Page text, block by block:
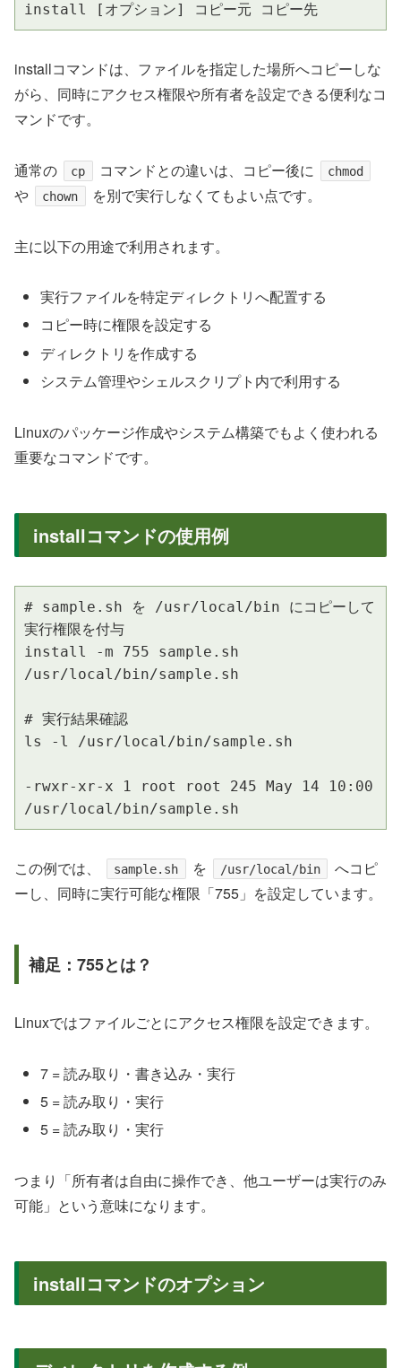
install [オプション] コピー元 コピー先
installコマンドは、ファイルを指定した場所へコピーしな
がら、同時にアクセス権限や所有者を設定できる便利なコ
マンドです。
通常の cp コマンドとの違いは、コピー後に chmod
や chown を別で実行しなくてもよい点です。
主に以下の用途で利用されます。
実行ファイルを特定ディレクトリへ配置する
コピー時に権限を設定する
ディレクトリを作成する
システム管理やシェルスクリプト内で利用する
Linuxのパッケージ作成やシステム構築でもよく使われる
重要なコマンドです。
installコマンドの使用例
# sample.sh を /usr/local/bin にコピーして
実行権限を付与
install -m 755 sample.sh
/usr/local/bin/sample.sh
# 実行結果確認
ls -l /usr/local/bin/sample.sh
-rwxr-xr-x 1 root root 245 May 14 10:00
/usr/local/bin/sample.sh
この例では、 sample.sh を /usr/local/bin
へコピ
ーし、同時に実行可能な権限「755」を設定しています。
補足：755とは？
Linuxではファイルごとにアクセス権限を設定できます。
7 = 読み取り・書き込み・実行
5 = 読み取り・実行
5 = 読み取り・実行
つまり「所有者は自由に操作でき、他ユーザーは実行のみ
可能」という意味になります。
installコマンドのオプション